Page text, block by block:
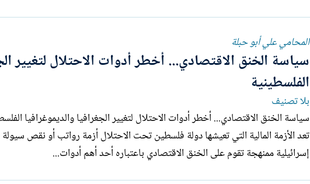
المحامي علي أبو حبلة
سياسة الخنق الاقتصادي... أخطر أدوات الاحتلال لتغيير
الفلسطينية
بلا تصنيف
تعد الأزمة المالية التي تعيشها دولة فلسطين تحت الاحتلال أزمة رواتب أو نقص
إسرائيلية ممنهجة تقوم على الخنق الاقتصادي باعتباره أحد أهم أدوات...